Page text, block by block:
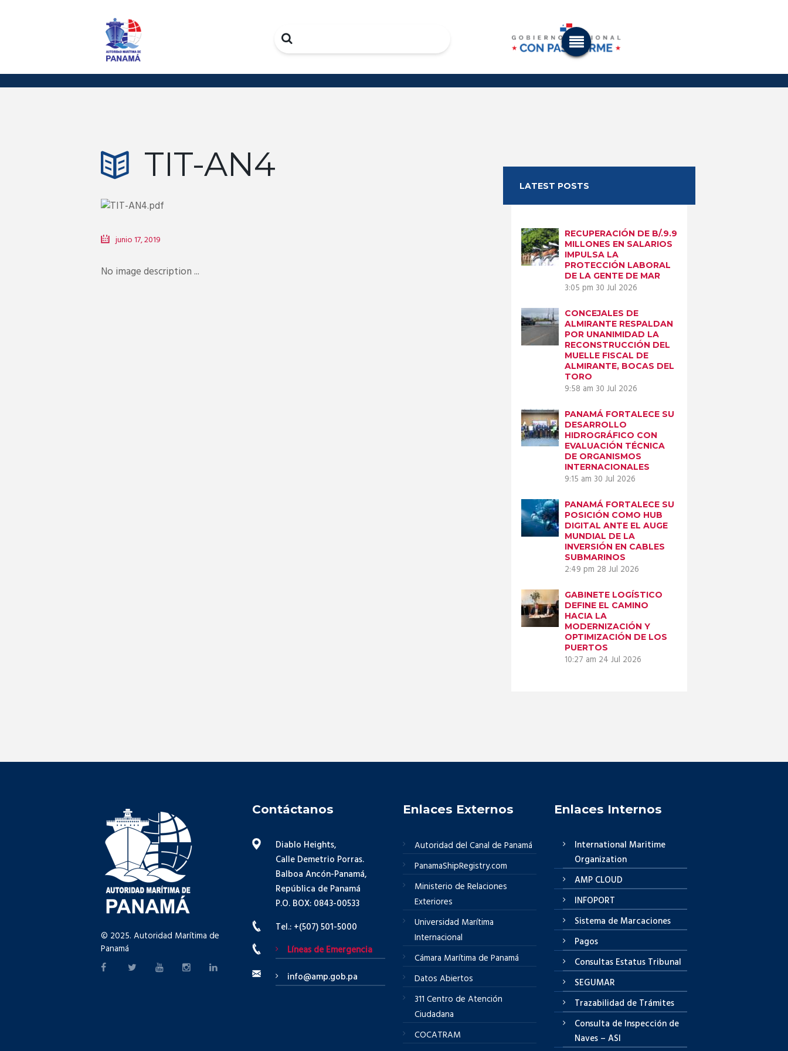
Search
TIT-AN4
junio 17, 2019
No image description ...
LATEST POSTS
RECUPERACIÓN DE B/.9.9
MILLONES EN SALARIOS
IMPULSA LA
PROTECCIÓN LABORAL
DE LA GENTE DE MAR
3:05 pm 30 Jul 2026
CONCEJALES DE
ALMIRANTE RESPALDAN
POR UNANIMIDAD LA
RECONSTRUCCIÓN DEL
MUELLE FISCAL DE
ALMIRANTE, BOCAS DEL
TORO
9:58 am 30 Jul 2026
PANAMÁ FORTALECE SU
DESARROLLO
HIDROGRÁFICO CON
EVALUACIÓN TÉCNICA
DE ORGANISMOS
INTERNACIONALES
9:15 am 30 Jul 2026
PANAMÁ FORTALECE SU
POSICIÓN COMO HUB
DIGITAL ANTE EL AUGE
MUNDIAL DE LA
INVERSIÓN EN CABLES
SUBMARINOS
2:49 pm 28 Jul 2026
GABINETE LOGÍSTICO
DEFINE EL CAMINO
HACIA LA
MODERNIZACIÓN Y
OPTIMIZACIÓN DE LOS
PUERTOS
10:27 am 24 Jul 2026
© 2025. Autoridad Marítima de
Panamá
Contáctanos
Diablo Heights,
Calle Demetrio Porras.
Balboa Ancón-Panamá,
República de Panamá
P.O. BOX: 0843-00533
Tel.: +(507) 501-5000
Líneas de Emergencia
info@amp.gob.pa
Enlaces Externos
Autoridad del Canal de Panamá
PanamaShipRegistry.com
Ministerio de Relaciones
Exteriores
Universidad Marítima
Internacional
Cámara Marítima de Panamá
Datos Abiertos
311 Centro de Atención
Ciudadana
COCATRAM
Enlaces Internos
International Maritime
Organization
AMP CLOUD
INFOPORT
Sistema de Marcaciones
Pagos
Consultas Estatus Tribunal
SEGUMAR
Trazabilidad de Trámites
Consulta de Inspección de
Naves – ASI